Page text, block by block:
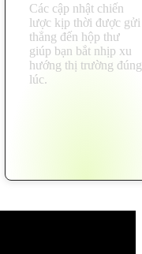
Các cập nhật chiến
lược kịp thời được gửi
thẳng đến hộp thư
giúp bạn bắt nhịp xu
hướng thị trường đúng
lúc.